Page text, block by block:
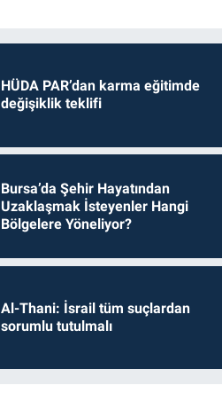
HÜDA PAR’dan karma eğitimde
değişiklik teklifi
Bursa’da Şehir Hayatından
Uzaklaşmak İsteyenler Hangi
Bölgelere Yöneliyor?
Al-Thani: İsrail tüm suçlardan
sorumlu tutulmalı